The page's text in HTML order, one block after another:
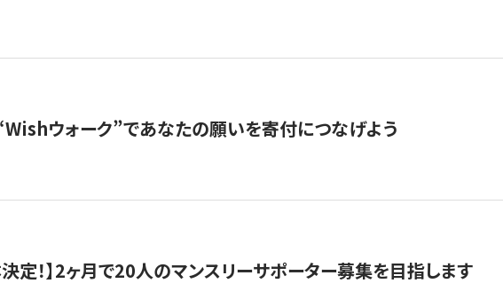
ウォーク”であなたの願いを寄付につなげよう
定！】2ヶ月で20人のマンスリーサポーター募集を目指します